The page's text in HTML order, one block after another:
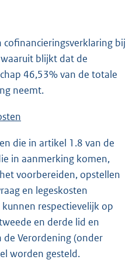
cofinancieringsverklaring bij
blijkt dat de
46,53% van de totale
neemt.
die in artikel 1.8 van de
in aanmerking komen,
voorbereiden, opstellen
en legeskosten
respectievelijk op
en derde lid en
Verordening (onder
worden gesteld.